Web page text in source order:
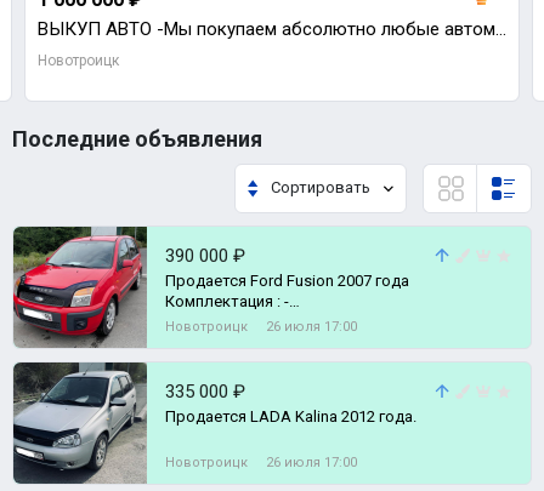
ВЫКУП АВТО -Мы покупаем абсолютно любые автомобили, а точнее - совсем новые, с пробегом, после ДТП,
Новотроицк
Последние объявления
Сортировать
390 000 ₽
Продается Ford Fusion 2007 года
Комплектация : -
Электростеклоподъёмники. - Аудио
Новотроицк 26 июля 17:00
335 000 ₽
Продается LADA Kalina 2012 года.
Новотроицк 26 июля 17:00